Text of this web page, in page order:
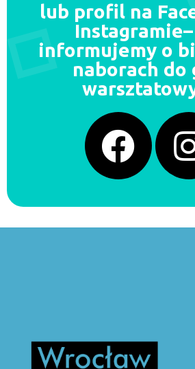
lub profil na
informujemy o
naborach do